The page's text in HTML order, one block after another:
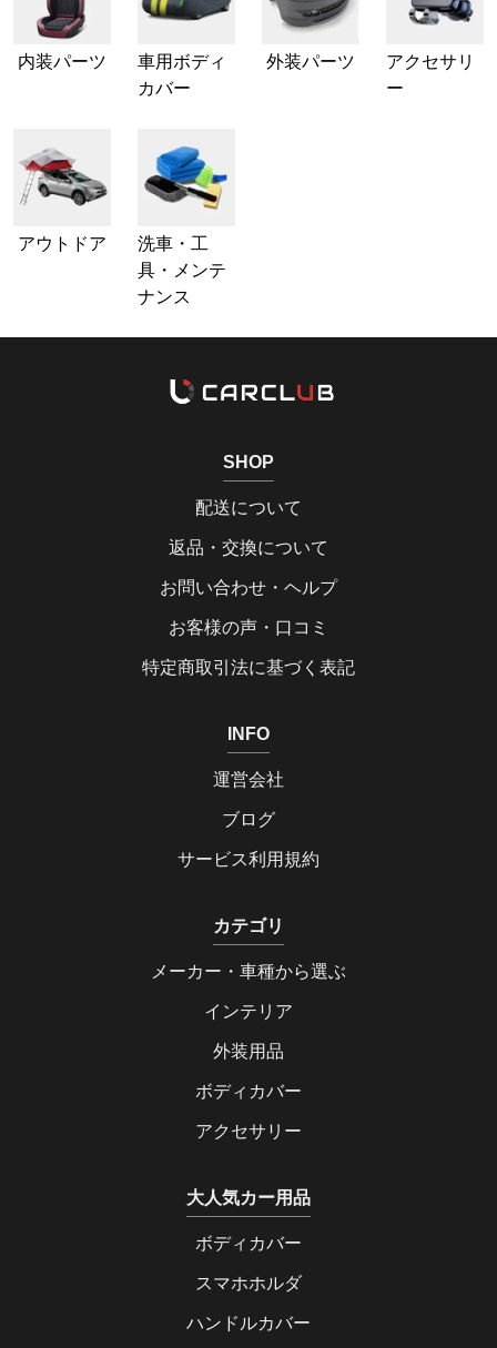
内装パーツ
車用ボディ
カバー
外装パーツ
アクセサリ
ー
アウトドア
洗車・工
具・メンテ
ナンス
SHOP
配送について
返品・交換について
お問い合わせ・ヘルプ
お客様の声・口コミ
特定商取引法に基づく表記
INFO
運営会社
ブログ
サービス利用規約
カテゴリ
メーカー・車種から選ぶ
インテリア
外装用品
ボディカバー
アクセサリー
大人気カー用品
ボディカバー
スマホホルダ
ハンドルカバー